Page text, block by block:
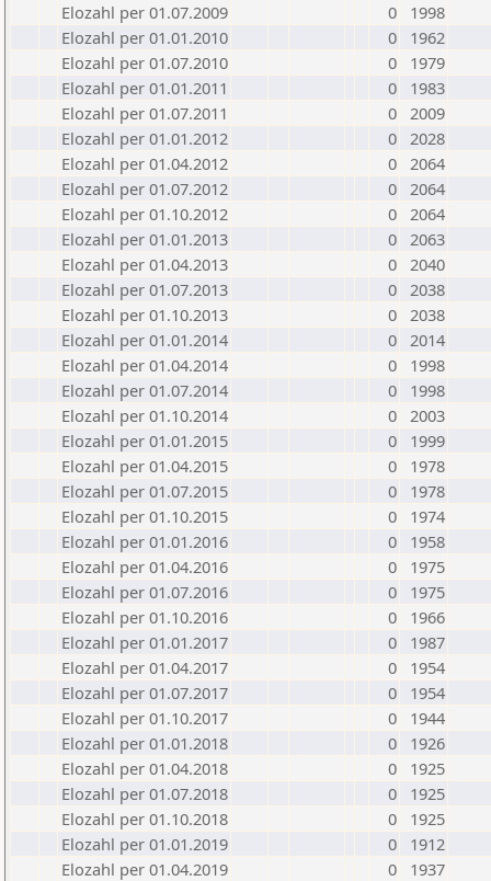
Elozahl per 01.07.2009
0
1998
Elozahl per 01.01.2010
0
1962
Elozahl per 01.07.2010
0
1979
Elozahl per 01.01.2011
0
1983
Elozahl per 01.07.2011
0 2009
Elozahl per 01.01.2012
0 2028
Elozahl per 01.04.2012
0 2064
Elozahl per 01.07.2012
0 2064
Elozahl per 01.10.2012
0 2064
Elozahl per 01.01.2013
0 2063
Elozahl per 01.04.2013
0 2040
Elozahl per 01.07.2013
0 2038
Elozahl per 01.10.2013
0 2038
Elozahl per 01.01.2014
0 2014
Elozahl per 01.04.2014
0
1998
Elozahl per 01.07.2014
0
1998
Elozahl per 01.10.2014
0 2003
Elozahl per 01.01.2015
0
1999
Elozahl per 01.04.2015
0
1978
Elozahl per 01.07.2015
0
1978
Elozahl per 01.10.2015
0
1974
Elozahl per 01.01.2016
0
1958
Elozahl per 01.04.2016
0
1975
Elozahl per 01.07.2016
0
1975
Elozahl per 01.10.2016
0
1966
Elozahl per 01.01.2017
0
1987
Elozahl per 01.04.2017
0
1954
Elozahl per 01.07.2017
0
1954
Elozahl per 01.10.2017
0
1944
Elozahl per 01.01.2018
0
1926
Elozahl per 01.04.2018
0
1925
Elozahl per 01.07.2018
0
1925
Elozahl per 01.10.2018
0
1925
Elozahl per 01.01.2019
0
1912
Elozahl per 01.04.2019
0
1937